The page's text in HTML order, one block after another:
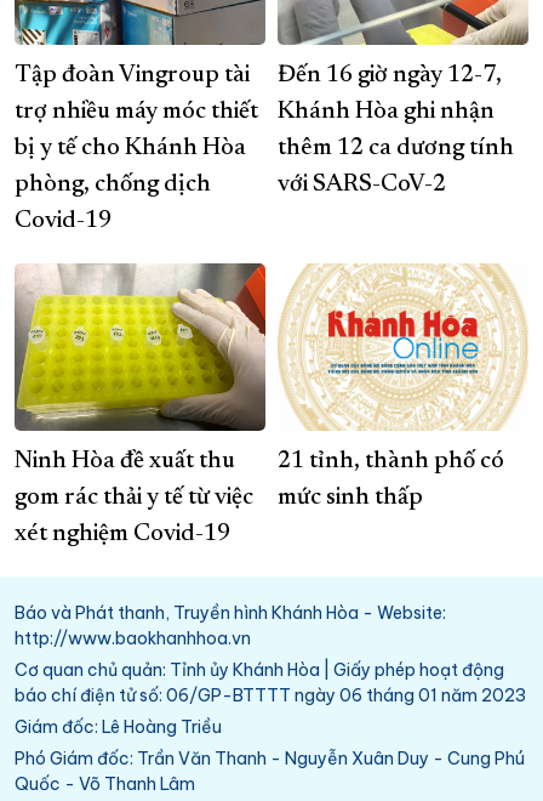
Tập đoàn Vingroup tài
trợ nhiều máy móc thiết
bị y tế cho Khánh Hòa
phòng, chống dịch
Covid-19
Đến 16 giờ ngày 12-7,
Khánh Hòa ghi nhận
thêm 12 ca dương tính
với SARS-CoV-2
Ninh Hòa đề xuất thu
gom rác thải y tế từ việc
xét nghiệm Covid-19
21 tỉnh, thành phố có
mức sinh thấp
Báo và Phát thanh, Truyền hình Khánh Hòa - Website:
http://www.baokhanhhoa.vn
Cơ quan chủ quản: Tỉnh ủy Khánh Hòa | Giấy phép hoạt động
báo chí điện tử số: 06/GP-BTTTT ngày 06 tháng 01 năm 2023
Giám đốc: Lê Hoàng Triều
Phó Giám đốc: Trần Văn Thanh - Nguyễn Xuân Duy - Cung Phú
Quốc - Võ Thanh Lâm